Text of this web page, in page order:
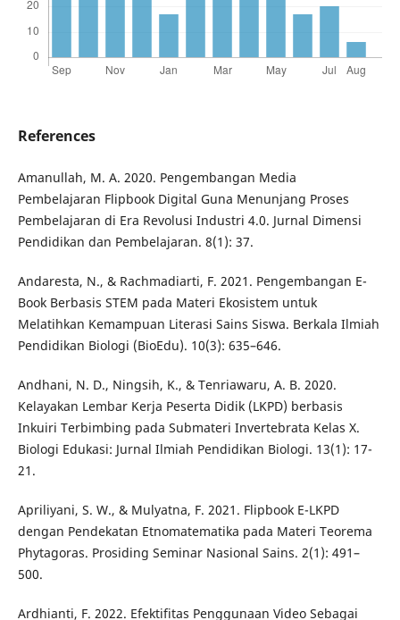
References
Amanullah, M. A. 2020. Pengembangan Media
Pembelajaran Flipbook Digital Guna Menunjang Proses
Pembelajaran di Era Revolusi Industri 4.0. Jurnal Dimensi
Pendidikan dan Pembelajaran. 8(1): 37.
Andaresta, N., & Rachmadiarti, F. 2021. Pengembangan E-
Book Berbasis STEM pada Materi Ekosistem untuk
Melatihkan Kemampuan Literasi Sains Siswa. Berkala Ilmiah
Pendidikan Biologi (BioEdu). 10(3): 635–646.
Andhani, N. D., Ningsih, K., & Tenriawaru, A. B. 2020.
Kelayakan Lembar Kerja Peserta Didik (LKPD) berbasis
Inkuiri Terbimbing pada Submateri Invertebrata Kelas X.
Biologi Edukasi: Jurnal Ilmiah Pendidikan Biologi. 13(1): 17-
21.
Apriliyani, S. W., & Mulyatna, F. 2021. Flipbook E-LKPD
dengan Pendekatan Etnomatematika pada Materi Teorema
Phytagoras. Prosiding Seminar Nasional Sains. 2(1): 491–
500.
Ardhianti, F. 2022. Efektifitas Penggunaan Video Sebagai